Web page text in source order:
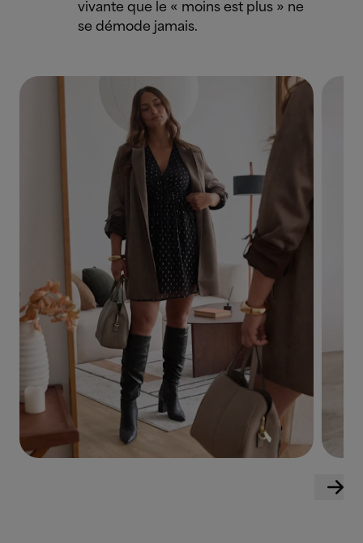
vivante que le « moins est plus » ne
se démode jamais.